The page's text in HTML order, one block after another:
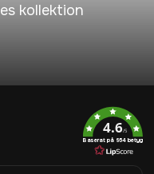
kollektion
4.6/5
Baserat på 954 betyg